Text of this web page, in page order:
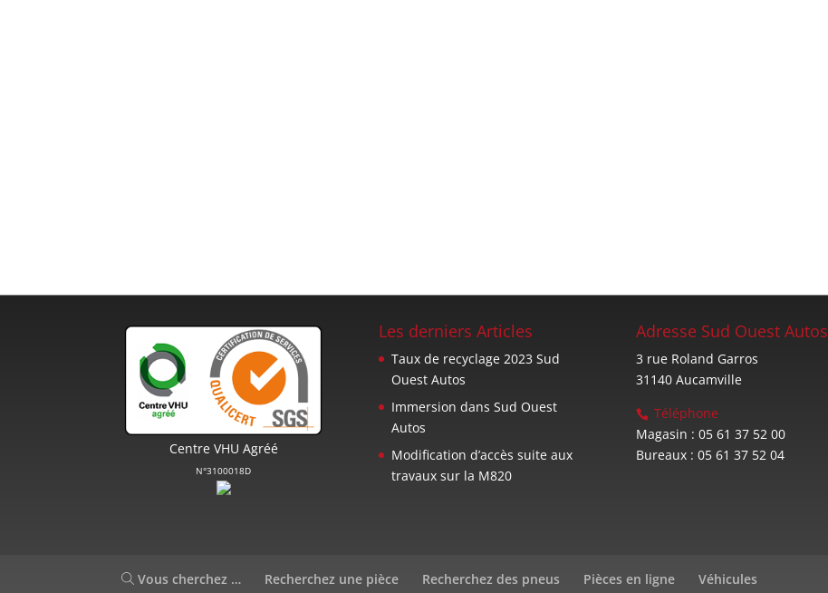
Centre VHU Agréé
N°3100018D
Les derniers Articles
Taux de recyclage 2023 Sud
Ouest Autos
Immersion dans Sud Ouest
Autos
Modification d’accès suite aux
travaux sur la M820
Adresse Sud Ouest Autos
3 rue Roland Garros
31140 Aucamville
Téléphone
Magasin : 05 61 37 52 00
Bureaux : 05 61 37 52 04
Vous cherchez … Recherchez une pièce Recherchez des pneus Pièces en ligne Véhicules